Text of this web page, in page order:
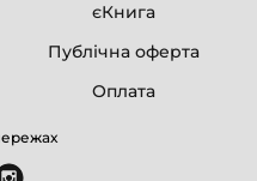
єКнига
Публічна оферта
Оплата